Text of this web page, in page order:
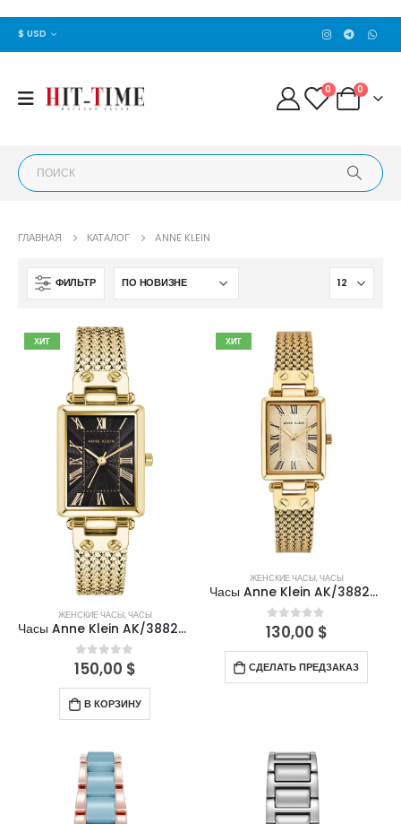
$ USD
0 0
ГЛАВНАЯ КАТАЛОГ ANNE KLEIN
ФИЛЬТР
ХИТ
ЖЕНСКИЕ ЧАСЫ,ЧАСЫ
Часы Anne Klein AK/3882BKGB
0out of 5
150,00 $
В КОРЗИНУ
ХИТ
ЖЕНСКИЕ ЧАСЫ,ЧАСЫ
Часы Anne Klein AK/3882CHGB
0out of 5
130,00 $
СДЕЛАТЬ ПРЕДЗАКАЗ